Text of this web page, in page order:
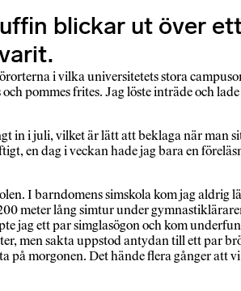
blickar ut över
i vilka universitetets stora
pommes frites. Jag löste inträde och
i juli, vilket är lätt att beklaga när man
en dag i veckan hade jag bara en
I barndomens simskola kom jag
meter lång simtur under
jag ett par simglasögon och kom
men sakta uppstod antydan till ett par
morgonen. Det hände flera gånger att